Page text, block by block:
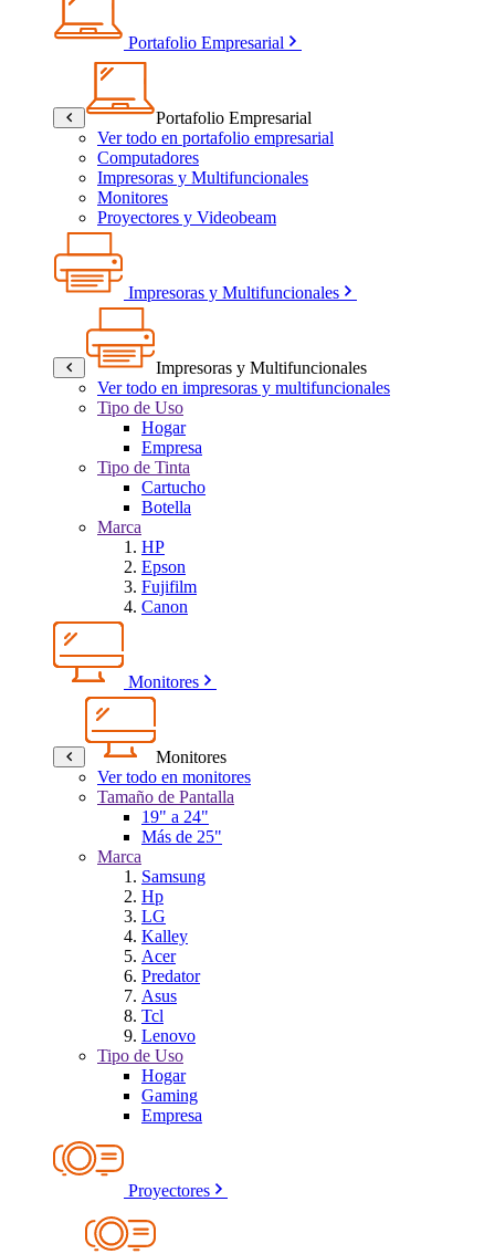
Portafolio Empresarial
Portafolio Empresarial
Ver todo en portafolio empresarial
Computadores
Impresoras y Multifuncionales
Monitores
Proyectores y Videobeam
Impresoras y Multifuncionales
Impresoras y Multifuncionales
Ver todo en impresoras y multifuncionales
Tipo de Uso
Hogar
Empresa
Tipo de Tinta
Cartucho
Botella
Marca
HP
Epson
Fujifilm
Canon
Monitores
Monitores
Ver todo en monitores
Tamaño de Pantalla
19" a 24"
Más de 25"
Marca
Samsung
Hp
LG
Kalley
Acer
Predator
Asus
Tcl
Lenovo
Tipo de Uso
Hogar
Gaming
Empresa
Proyectores